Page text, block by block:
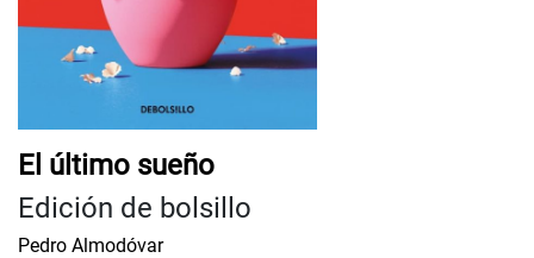
El último sueño
Edición de bolsillo
Pedro Almodóvar